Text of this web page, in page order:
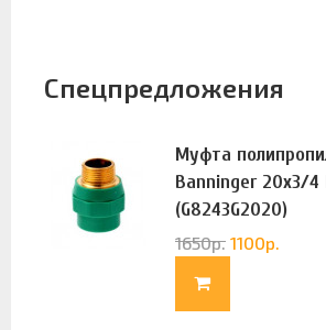
Спецпредложения
Муфта
Banninger 20х3/4
(G8243G2020)
1650р. 1100р.